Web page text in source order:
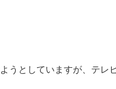
うとしていますが、テレ